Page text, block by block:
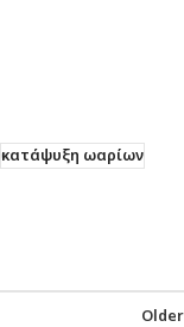
κατάψυξη ωαρίων
Older